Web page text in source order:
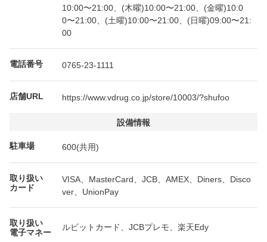
10:00〜21:00、(木曜)10:00〜21:00、(金曜)10:0
0〜21:00、(土曜)10:00〜21:00、(日曜)09:00〜21:
00
電話番号 0765-23-1111
店舗URL https://www.vdrug.co.jp/store/10003/?shufoo
設備情報
駐車場 600(共用)
取り扱い
カード
VISA、MasterCard、JCB、AMEX、Diners、Disco
ver、UnionPay
取り扱い
電子マネー
ルビットカード、JCBプレモ、楽天Edy